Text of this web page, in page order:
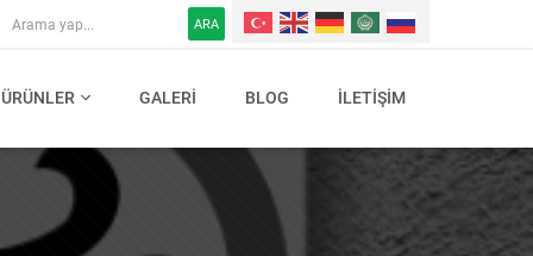
ARA
ÜRÜNLER GALERI BLOG İLETIŞIM